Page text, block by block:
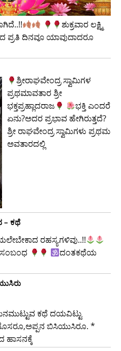
​ಶುಕ್ರವಾರ ಲಕ್ಷ್ಮಿ
ಪ್ರತಿ ದಿನವೂ ಯಾವುದಾದರೂ
ಶ್ರೀರಾಘವೇಂದ್ರ ಸ್ವಾಮಿಗಳ
ಪ್ರಥಮಾವತಾರ ಶ್ರೀ
ಭಕ್ತಪ್ರಹ್ಲಾದರಾಜ
ಭಕ್ತಿ ಎಂದರೆ
ಏನು?ಅದರ ಪ್ರಭಾವ ಹೇಗಿರುತ್ತದೆ?
ಶ್ರೀ ರಾಘವೇಂದ್ರ ಸ್ವಾಮಿಗಳು ಪ್ರಥಮ
ಅವತಾರದಲ್ಲಿ
– ಕಥೆ
ರಹಸ್ಯಗಳಿವು..!!
ದಂತಕಥೆಯ
ಕಥೆ ದಯವಿಟ್ಟು
ಬಿಸಿಯುಸಿರೂ. *